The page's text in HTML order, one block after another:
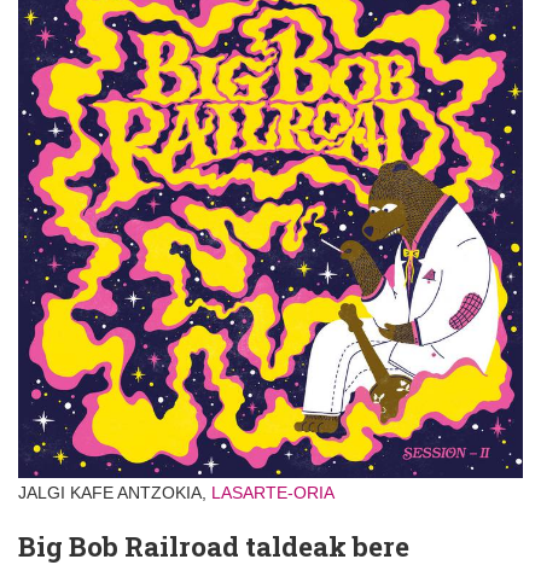
JALGI KAFE ANTZOKIA, LASARTE-ORIA
Big Bob Railroad taldeak bere